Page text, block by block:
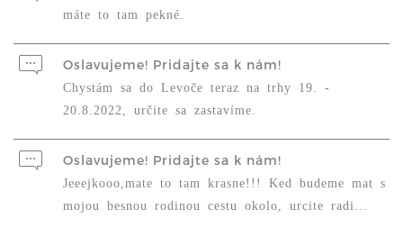
máte to tam pekné.
Oslavujeme! Pridajte sa k nám!
Chystám sa do Levoče teraz na trhy 19. -
20.8.2022, určite sa zastavíme.
Oslavujeme! Pridajte sa k nám!
Jeeejkooo,mate to tam krasne!!! Ked budeme mat s
mojou besnou rodinou cestu okolo, urcite radi...